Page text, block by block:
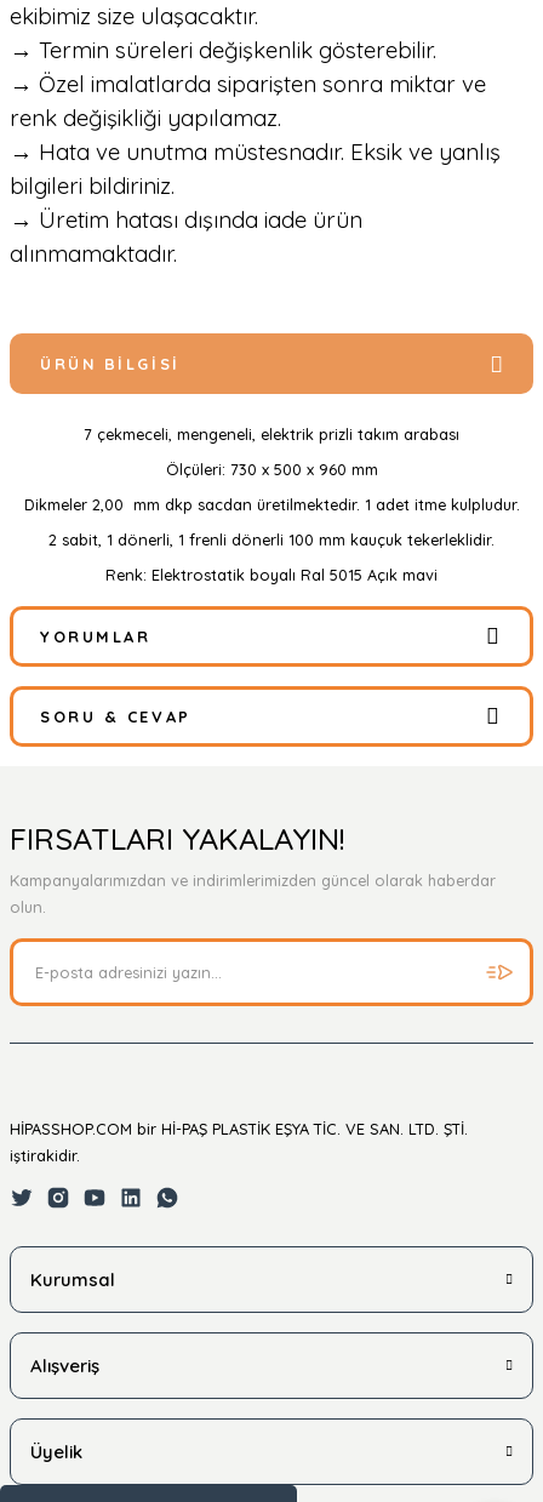
ekibimiz size ulaşacaktır.
→ Termin süreleri değişkenlik gösterebilir.
→ Özel imalatlarda siparişten sonra miktar ve
renk değişikliği yapılamaz.
→ Hata ve unutma müstesnadır. Eksik ve yanlış
bilgileri bildiriniz.
→ Üretim hatası dışında iade ürün
alınmamaktadır.
ÜRÜN BILGISI
7 çekmeceli, mengeneli, elektrik prizli takım arabası
Ölçüleri: 730 x 500 x 960 mm
Dikmeler 2,00 mm dkp sacdan üretilmektedir. 1 adet itme kulpludur.
2 sabit, 1 dönerli, 1 frenli dönerli 100 mm kauçuk tekerleklidir.
Renk: Elektrostatik boyalı Ral 5015 Açık mavi
YORUMLAR
Bu ürüne ilk yorumu siz yapın!
Yorum Yaz
SORU & CEVAP
Ürün hakkında henüz soru sorulmamış.
FIRSATLARI YAKALAYIN!
Kampanyalarımızdan ve indirimlerimizden güncel olarak haberdar
olun.
HİPASSHOP.COM bir Hİ-PAŞ PLASTİK EŞYA TİC. VE SAN. LTD. ŞTİ.
iştirakidir.
Kurumsal
Alışveriş
Üyelik